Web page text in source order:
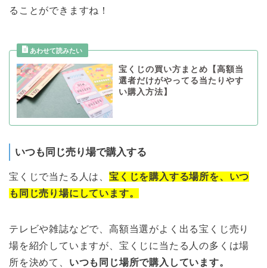
ることができますね！
宝くじの買い方まとめ【高額当
選者だけがやってる当たりやす
い購入方法】
いつも同じ売り場で購入する
宝くじで当たる人は、 宝くじを購入する場所を、いつ
も同じ売り場にしています。
テレビや雑誌などで、高額当選がよく出る宝くじ売り
場を紹介していますが、宝くじに当たる人の多くは場
所を決めて、 いつも同じ場所で購入しています。